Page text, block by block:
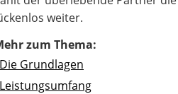
weiter.
zum Thema:
Die Grundlagen
Leistungsumfang